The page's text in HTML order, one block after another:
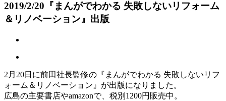
2019/2/20『まんがでわかる 失敗しないリフォーム
＆リノベーション』出版
2月20日に前田社長監修の『まんがでわかる 失敗しないリフ
ォーム＆リノベーション』が出版になりました。
広島の主要書店やamazonで、税別1200円販売中。